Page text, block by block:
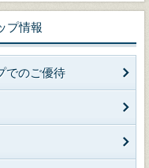
プ情報
でのご優待